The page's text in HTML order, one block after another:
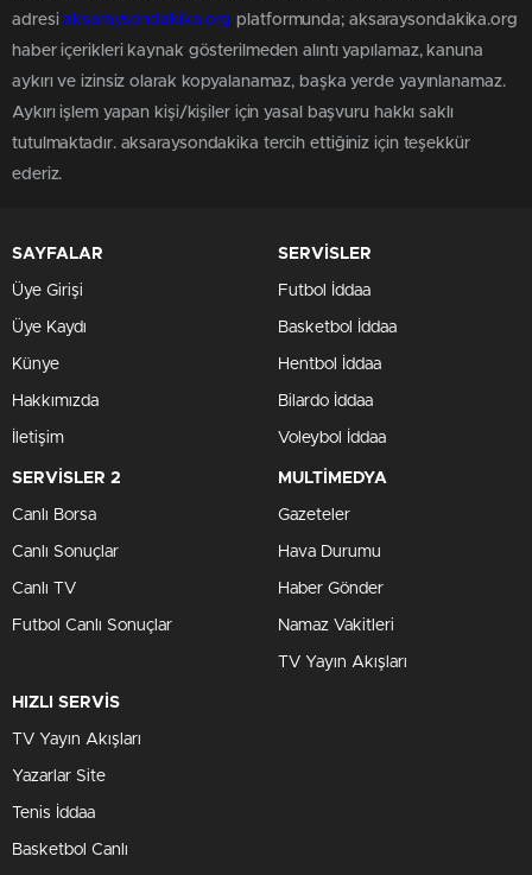
adresiaksaraysondakika.org platformunda; aksaraysondakika.org
haber içerikleri kaynak gösterilmeden alıntı yapılamaz, kanuna
aykırı ve izinsiz olarak kopyalanamaz, başka yerde yayınlanamaz.
Aykırı işlem yapan kişi/kişiler için yasal başvuru hakkı saklı
tutulmaktadır. aksaraysondakika tercih ettiğiniz için teşekkür
ederiz.
SAYFALAR
Üye Girişi
Üye Kaydı
Künye
Hakkımızda
İletişim
SERVİSLER
Futbol İddaa
Basketbol İddaa
Hentbol İddaa
Bilardo İddaa
Voleybol İddaa
SERVİSLER 2
Canlı Borsa
Canlı Sonuçlar
Canlı TV
Futbol Canlı Sonuçlar
MULTİMEDYA
Gazeteler
Hava Durumu
Haber Gönder
Namaz Vakitleri
TV Yayın Akışları
HIZLI SERVİS
TV Yayın Akışları
Yazarlar Site
Tenis İddaa
Basketbol Canlı